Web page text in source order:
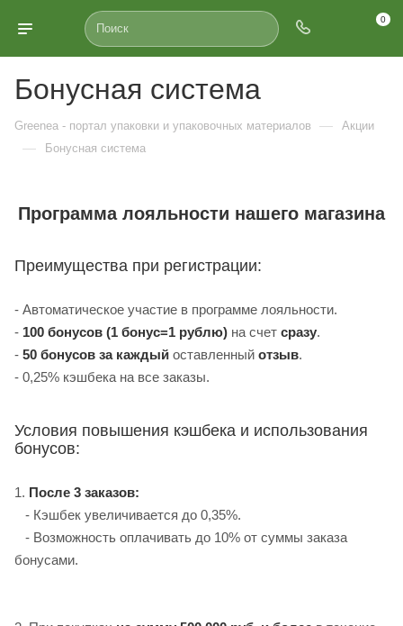
0
Бонусная система
Greenea - портал упаковки и упаковочных материалов — Акции
— Бонусная система
Программа лояльности нашего магазина
Преимущества при регистрации:
- Автоматическое участие в программе лояльности.
- 100 бонусов (1 бонус=1 рублю) на счет сразу.
- 50 бонусов за каждый оставленный отзыв.
- 0,25% кэшбека на все заказы.
Условия повышения кэшбека и использования
бонусов:
1. После 3 заказов:
- Кэшбек увеличивается до 0,35%.
- Возможность оплачивать до 10% от суммы заказа
бонусами.